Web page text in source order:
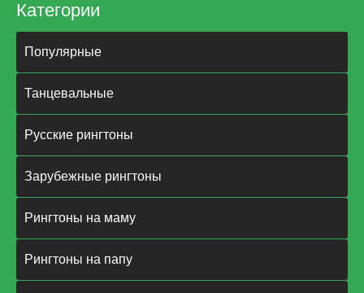
Категории
Популярные
Танцевальные
Русские рингтоны
Зарубежные рингтоны
Рингтоны на маму
Рингтоны на папу